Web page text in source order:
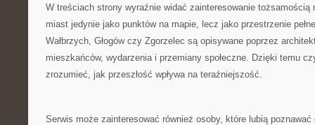
W treściach strony wyraźnie widać zainteresowanie tożsamością
miast jedynie jako punktów na mapie, lecz jako przestrzenie
Wałbrzych, Głogów czy Zgorzelec są opisywane poprzez
mieszkańców, wydarzenia i przemiany społeczne. Dzięki temu
zrozumieć, jak przeszłość wpływa na teraźniejszość.
Serwis może zainteresować również osoby, które lubią